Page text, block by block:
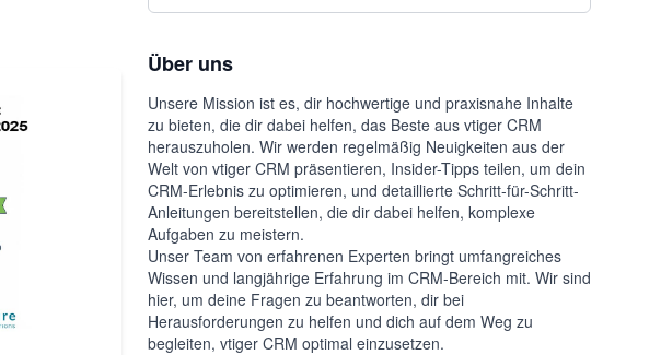
Über uns
Unsere Mission ist es, dir hochwertige und praxisnahe Inhalte
zu bieten, die dir dabei helfen, das Beste aus vtiger CRM
herauszuholen. Wir werden regelmäßig Neuigkeiten aus der
Welt von vtiger CRM präsentieren, Insider-Tipps teilen, um dein
CRM-Erlebnis zu optimieren, und detaillierte Schritt-für-Schritt-
Anleitungen bereitstellen, die dir dabei helfen, komplexe
Aufgaben zu meistern.
Unser Team von erfahrenen Experten bringt umfangreiches
Wissen und langjährige Erfahrung im CRM-Bereich mit. Wir sind
hier, um deine Fragen zu beantworten, dir bei
Herausforderungen zu helfen und dich auf dem Weg zu
begleiten, vtiger CRM optimal einzusetzen.